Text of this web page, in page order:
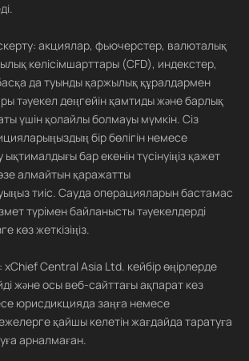
акциялар, фьючерстер, валюталық
келісімшарттары (CFD), индекстер,
да туынды қаржылық құралдармен
тәуекел деңгейін қамтиды және барлық
үшін қолайлы болмауы мүмкін. Сіз
бір бөлігін немесе
бар екенін түсінуіңіз қажет
алмайтын қаражатты
тиіс. Сауда операцияларын бастамас
түрімен байланысты тәуекелдерді
көз жеткізіңіз.
Central Asia Ltd. кейбір өңірлерде
және осы веб-сайттағы ақпарат кез
юрисдикцияда заңға немесе
қайшы келетін жағдайда таратуға
арналмаған.